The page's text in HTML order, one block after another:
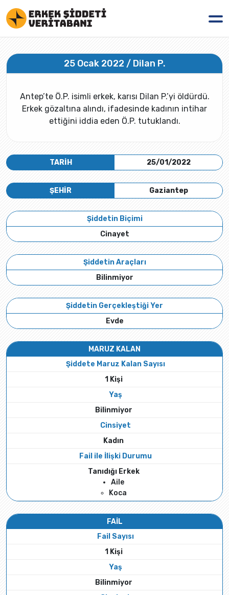
25 Ocak 2022 / Dilan P.
Antep’te Ö.P. isimli erkek, karısı Dilan P.’yi öldürdü.
Erkek gözaltına alındı, ifadesinde kadının intihar
ettiğini iddia eden Ö.P. tutuklandı.
TARİH 25/01/2022
Gaziantep
ŞEHİR
Şiddetin Biçimi
Cinayet
Şiddetin Araçları
Bilinmiyor
Şiddetin Gerçekleştiği Yer
Evde
MARUZ KALAN
Şiddete Maruz Kalan Sayısı
1 Kişi
Yaş
Bilinmiyor
Cinsiyet
Kadın
Fail ile İlişki Durumu
Tanıdığı Erkek
Aile
Koca
FAİL
Fail Sayısı
1 Kişi
Yaş
Bilinmiyor